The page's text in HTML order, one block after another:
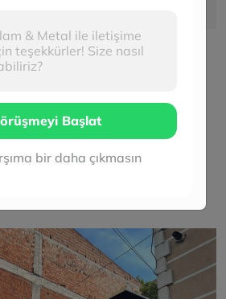
& Metal ile iletişime
teşekkürler! Size nasıl
Başlat
bir daha çıkmasın